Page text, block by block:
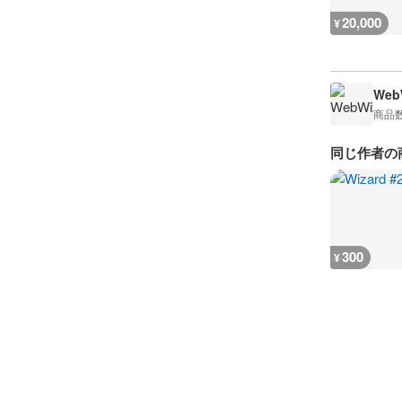
¥20,000
商品
同じ作者の
¥300